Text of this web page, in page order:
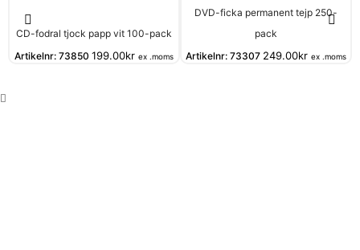
CD-fodral tjock papp vit 100-pack
Artikelnr: 73850 199.00kr ex .moms
DVD-ficka permanent tejp 250-
pack
Artikelnr: 73307 249.00kr ex .moms